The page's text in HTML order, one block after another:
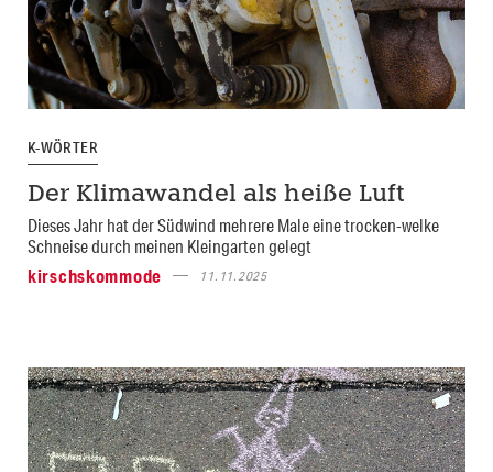
K-WÖRTER
Der Klimawandel als heiße Luft
Dieses Jahr hat der Südwind mehrere Male eine trocken-welke
Schneise durch meinen Kleingarten gelegt
kirschskommode
11.11.2025